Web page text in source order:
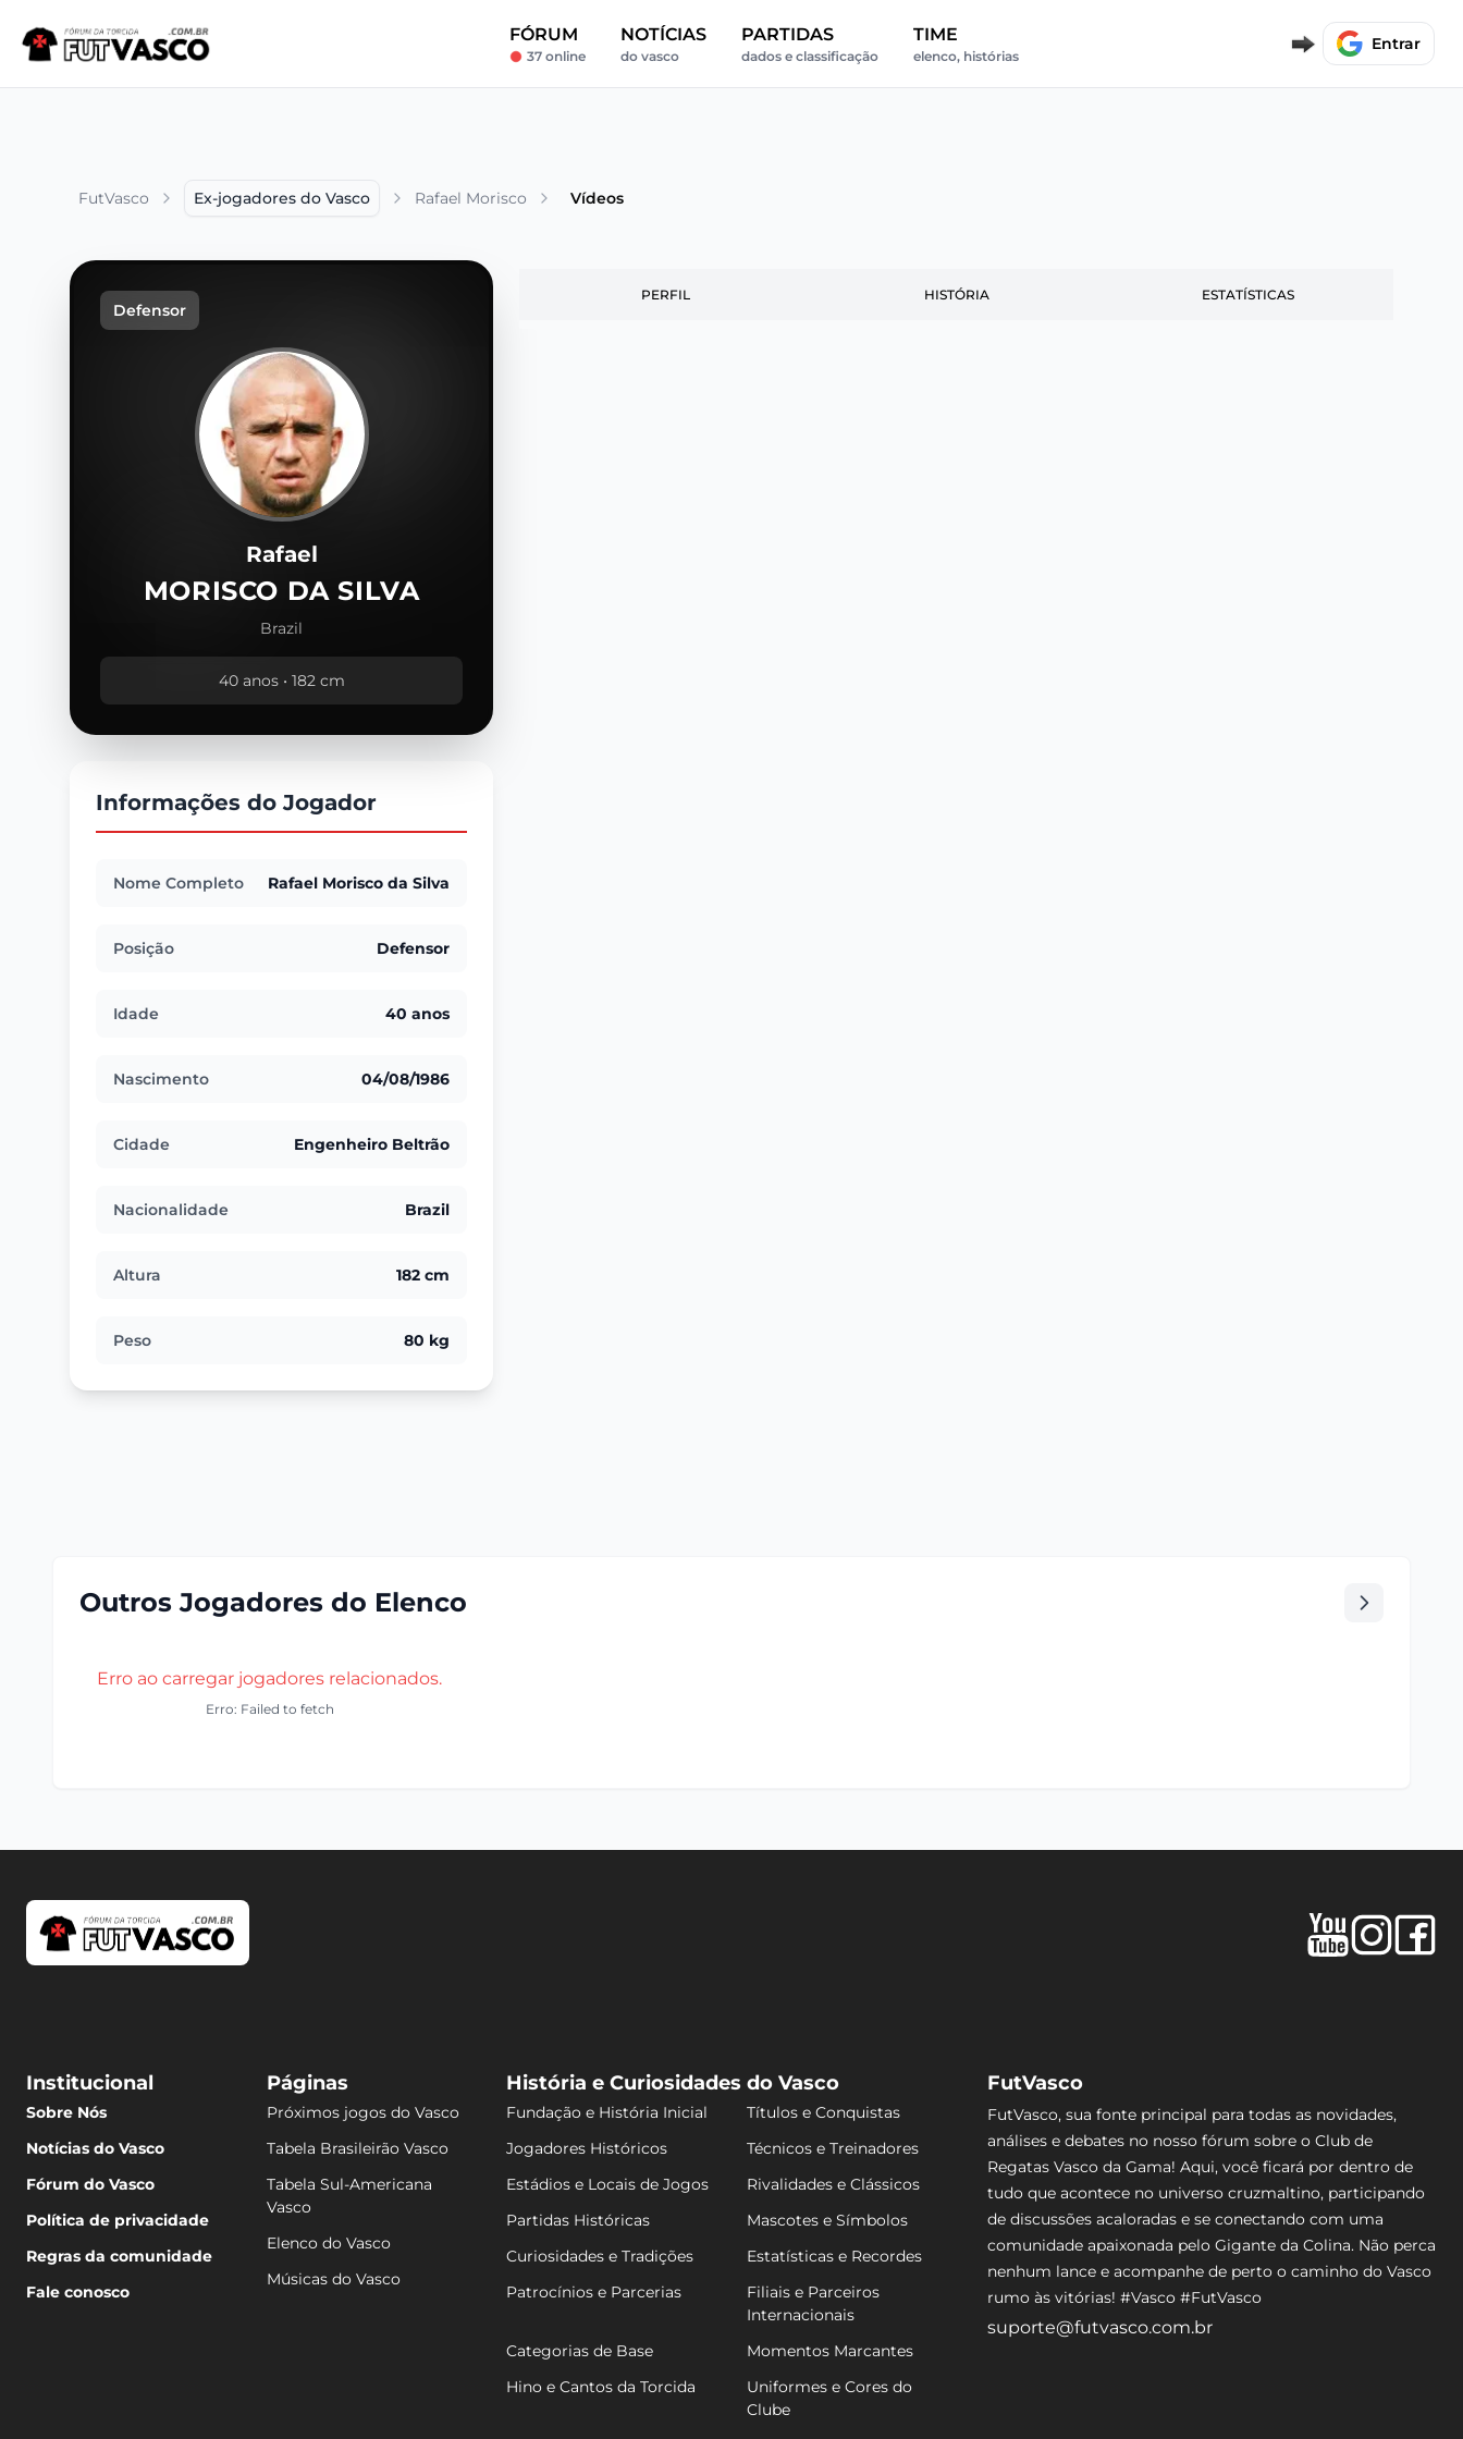
FÓRUM
37 online
NOTÍCIAS
do vasco
PARTIDAS
dados e classificação
TIME
elenco, histórias
Entrar
FutVasco Ex-jogadores do Vasco Rafael Morisco Vídeos
Defensor
Rafael
MORISCO DA SILVA
Brazil
40 anos • 182 cm
Informações do Jogador
Nome Completo Rafael Morisco da Silva
Posição Defensor
Idade 40 anos
Nascimento 04/08/1986
Cidade Engenheiro Beltrão
Nacionalidade Brazil
Altura 182 cm
Peso 80 kg
PERFIL HISTÓRIA ESTATÍSTICAS
Outros Jogadores do Elenco
Erro ao carregar jogadores relacionados.
Erro: Failed to fetch
Institucional
Sobre Nós
Notícias do Vasco
Fórum do Vasco
Política de privacidade
Regras da comunidade
Fale conosco
Páginas
Próximos jogos do Vasco
Tabela Brasileirão Vasco
Tabela Sul-Americana
Vasco
Elenco do Vasco
Músicas do Vasco
História e Curiosidades do Vasco
Fundação e História Inicial
Títulos e Conquistas
Jogadores Históricos
Técnicos e Treinadores
Estádios e Locais de Jogos
Rivalidades e Clássicos
Partidas Históricas
Mascotes e Símbolos
Curiosidades e Tradições
Estatísticas e Recordes
Patrocínios e Parcerias
Filiais e Parceiros
Internacionais
Categorias de Base
Momentos Marcantes
Hino e Cantos da Torcida
Uniformes e Cores do
Clube
FutVasco
FutVasco, sua fonte principal para todas as novidades,
análises e debates no nosso fórum sobre o Club de
Regatas Vasco da Gama! Aqui, você ficará por dentro de
tudo que acontece no universo cruzmaltino, participando
de discussões acaloradas e se conectando com uma
comunidade apaixonada pelo Gigante da Colina. Não perca
nenhum lance e acompanhe de perto o caminho do Vasco
rumo às vitórias! #Vasco #FutVasco
suporte@futvasco.com.br